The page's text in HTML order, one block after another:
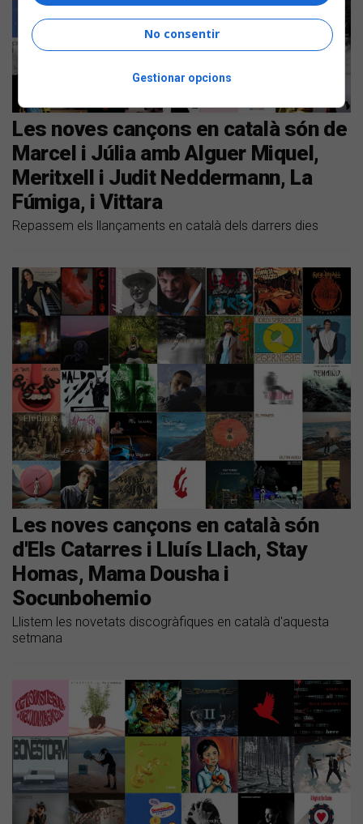
Les noves cançons en català són de
Marcel i Júlia amb Alguer Miquel,
Meritxell i Judit Neddermann, La
Fúmiga, i Vittara
Repassem els llançaments en català dels darrers dies
Les noves cançons en català són
d'Els Catarres i Lluís Llach, Stay
Homas, Mama Dousha i
Socunbohemio
Llistem les novetats discogràfiques en català d'aquesta
setmana
No consentir
Gestionar opcions